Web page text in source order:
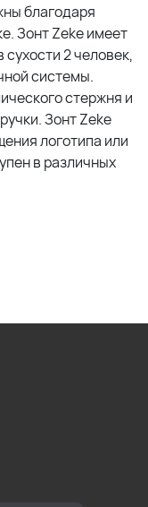
благодаря
Зонт Zeke имеет
2 человек,
системы.
стержня и
Зонт Zeke
логотипа или
в различных